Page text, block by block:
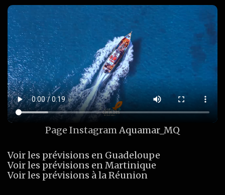
Page InstagramAquamar_MQ
Voir les prévisions en Guadeloupe
Voir les prévisions en Martinique
Voir les prévisions à la Réunion